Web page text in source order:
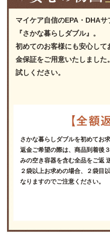
マイケア自信のEPA・DHAサ
『さかな暮らしダブル』。
初めてのお客様にも安心し
金保証をご用意いたしまし
試しください。
さかな暮らしダブルを初めてお
返金ご希望の際は、商品到着後
みの空き容器を含む全品をご返
２袋以上お求めの場合、２袋目
なりますのでご注意ください。